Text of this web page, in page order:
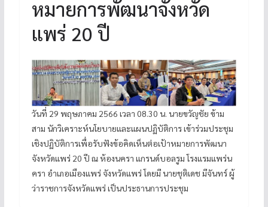
หมายการพัฒนาจังหวัด
แพร่ 20 ปี
วันที่ 29 พฤษภาคม 2566 เวลา 08.30 น. นายขวัญชัย ข้าม
สาม นักวิเคราะห์นโยบายและแผนปฏิบัติการ เข้าร่วมประชุม
เชิงปฏิบัติการเพื่อรับฟังข้อคิดเห็นต่อเป้าหมายการพัฒนา
จังหวัดแพร่ 20 ปี ณ ห้องนครา แกรนด์บอลรูม โรงแรมแพร่น
ครา อำเภอเมืองแพร่ จังหวัดแพร่ โดยมี นายชุติเดช มีจันทร์ ผู้
ว่าราชการจังหวัดแพร่ เป็นประธานการประชุม